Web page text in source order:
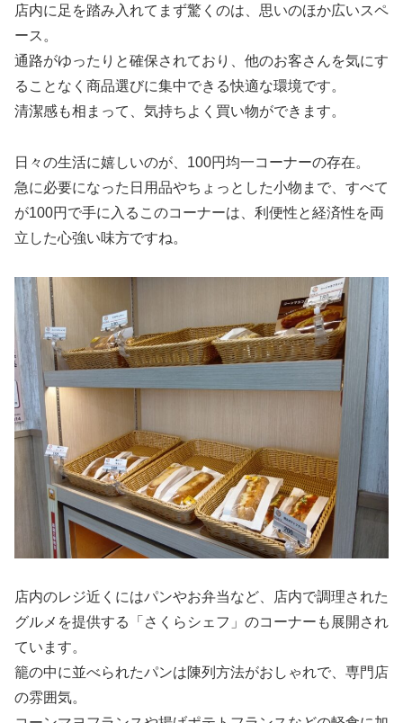
店内に足を踏み入れてまず驚くのは、思いのほか広いスペ
ース。
通路がゆったりと確保されており、他のお客さんを気にす
ることなく商品選びに集中できる快適な環境です。
清潔感も相まって、気持ちよく買い物ができます。
日々の生活に嬉しいのが、100円均一コーナーの存在。
急に必要になった日用品やちょっとした小物まで、すべて
が100円で手に入るこのコーナーは、利便性と経済性を両
立した心強い味方ですね。
店内のレジ近くにはパンやお弁当など、店内で調理された
グルメを提供する「さくらシェフ」のコーナーも展開され
ています。
籠の中に並べられたパンは陳列方法がおしゃれで、専門店
の雰囲気。